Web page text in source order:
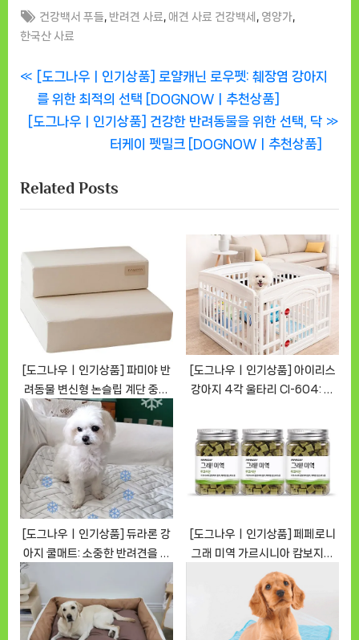
Tags:
건강백서 푸들 반려견 사료 애견 사료 건강백세 영양가
한국산 사료
글
탐
P
r
e
o
u
P
s
:
[도그나우ㅣ인기상품] 로얄캐닌 로우펫: 췌장염 강아지
를 위한 최적의 선택 [DOGNOWㅣ추천상품]
N
t
P
s
[도그나우ㅣ인기상품] 건강한 반려동물을 위한 선택, 닥
터케이 펫밀크 [DOGNOWㅣ추천상품]
Related Posts
[도그나우ㅣ인기상품] 파미야 반
려동물 변신형 논슬립 계단 중형
소개 [DOGNOWㅣ추천상품]
[도그나우ㅣ인기상품] 아이리스
강아지 4각 울타리 CI-604: 완
[DOGNOWㅣ추천상품]
[도그나우ㅣ인기상품] 듀라론 강
아지 쿨매트: 소중한 반려견을 위
한 최상의 선택 [DOGNOWㅣ추
[도그나우ㅣ인기상품] 페페로니
그래 미역 가르시니아 캄보지아
강아지 간식: 건강한 선택
[DOGNOWㅣ추천상품]